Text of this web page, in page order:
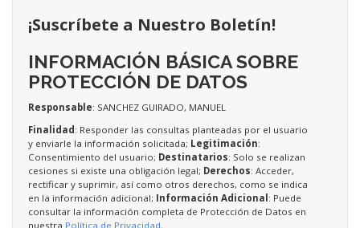
¡Suscríbete a Nuestro Boletín!
INFORMACIÓN BÁSICA SOBRE
PROTECCIÓN DE DATOS
Responsable: SANCHEZ GUIRADO, MANUEL
Finalidad: Responder las consultas planteadas por el usuario
y enviarle la información solicitada; Legitimación:
Consentimiento del usuario; Destinatarios: Solo se realizan
cesiones si existe una obligación legal; Derechos: Acceder,
rectificar y suprimir, así como otros derechos, como se indica
en la información adicional; Información Adicional: Puede
consultar la información completa de Protección de Datos en
nuestra Política de Privacidad